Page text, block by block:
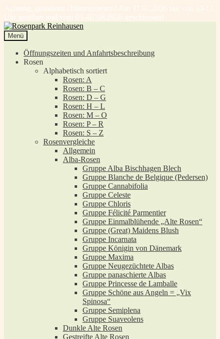
Achtung, geänderte Öffnungszeiten! Am 31.07.2026 nur von 10-13
Uhr geöffnet und vom 03.-07.08.2026 geschlossen!
Zur
Navigation
springen
Zum
Inhalt
springen
Menü
Öffnungszeiten und Anfahrtsbeschreibung
Rosen
Alphabetisch sortiert
Rosen: A
Rosen: B – C
Rosen: D – G
Rosen: H – L
Rosen: M – O
Rosen: P – R
Rosen: S – Z
Rosenvergleiche
Allgemein
Alba-Rosen
Gruppe Alba Bischhagen Blech
Gruppe Blanche de Belgique (Pedersen)
Gruppe Cannabifolia
Gruppe Celeste
Gruppe Chloris
Gruppe Félicité Parmentier
Gruppe Einmalblühende „Alte Rosen“
Gruppe (Great) Maidens Blush
Gruppe Incarnata
Gruppe Königin von Dänemark
Gruppe Maxima
Gruppe Neugezüchtete Albas
Gruppe panaschierte Albas
Gruppe Princesse de Lamballe
Gruppe Schöne aus Angeln = „Vix
Spinosa“
Gruppe Semiplena
Gruppe Suaveolens
Dunkle Alte Rosen
Gestreifte Alte Rosen